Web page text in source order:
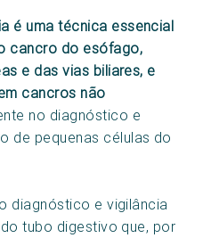
é uma técnica essencial
cancro do esófago,
e das vias biliares, e
cancros não
no diagnóstico e
de pequenas células do
diagnóstico e vigilância
tubo digestivo que, por